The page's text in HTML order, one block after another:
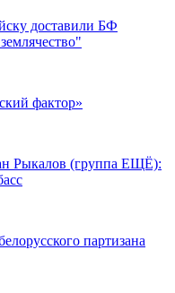
доставили БФ
фактор»
(группа ЕЩЁ):
партизана